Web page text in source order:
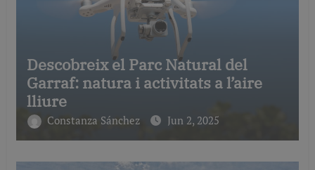
Descobreix el Parc Natural del
Garraf: natura i activitats a l’aire
lliure
Constanza Sánchez Jun 2, 2025